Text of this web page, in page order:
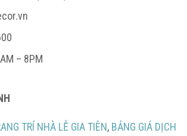
– 8PM
TRÍ NHÀ LỄ GIA TIÊN, BẢNG GIÁ DỊCH